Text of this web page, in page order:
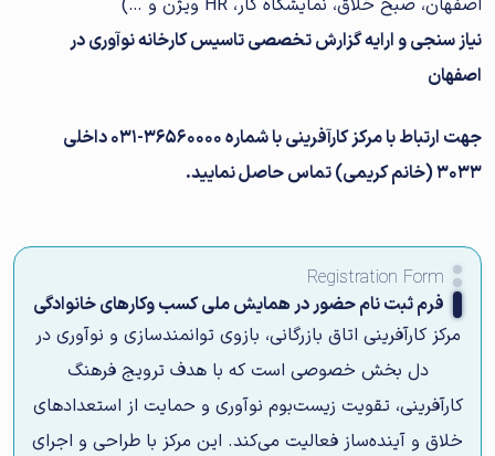
اصفهان، صبح خلاق، نمایشگاه کار، HR ویژن و …)
نیاز سنجی و ارایه گزارش تخصصی تاسیس کارخانه نوآوری در
اصفهان
جهت ارتباط با مرکز کارآفرینی با شماره
36560000-031 داخلی
3033(خانم کریمی) تماس حاصل نمایید.
Registration Form
فرم ثبت نام حضور در همایش ملی کسب وکارهای خانوادگی
مرکز کارآفرینی اتاق بازرگانی، بازوی توانمندسازی و نوآوری در
دل بخش خصوصی است که با هدف ترویج فرهنگ
کارآفرینی، تقویت زیست‌بوم نوآوری و حمایت از استعدادهای
خلاق و آینده‌ساز فعالیت می‌کند. این مرکز با طراحی و اجرای